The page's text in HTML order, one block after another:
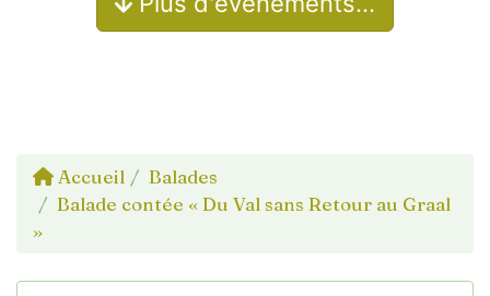
Accueil
Balades
Balade contée « Du Val sans Retour au Graal
»